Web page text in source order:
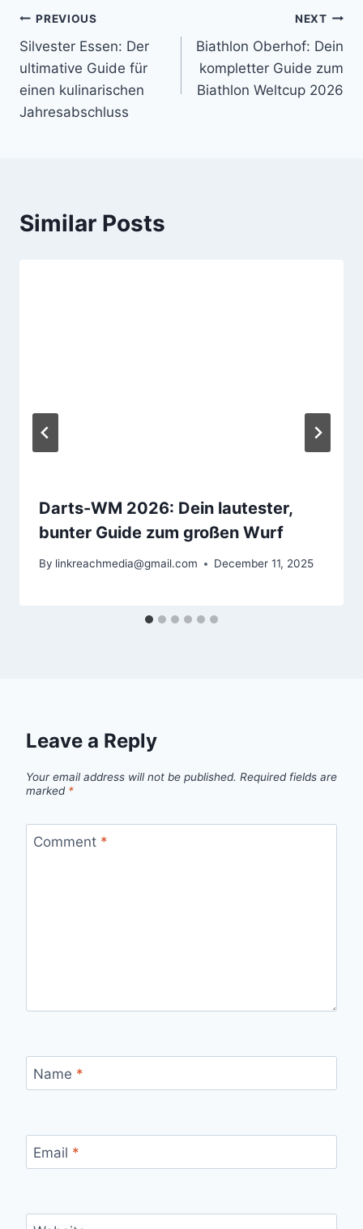
Post
navigation
PREVIOUS
Silvester Essen: Der
ultimative Guide für
einen kulinarischen
Jahresabschluss
NEXT
Biathlon Oberhof: Dein
kompletter Guide zum
Biathlon Weltcup 2026
Similar Posts
Darts-WM 2026: Dein lautester,
bunter Guide zum großen Wurf
By linkreachmedia@gmail.com December 11, 2025
Leave a Reply
Your email address will not be published. Required fields are
marked *
Comment *
Name *
Email *